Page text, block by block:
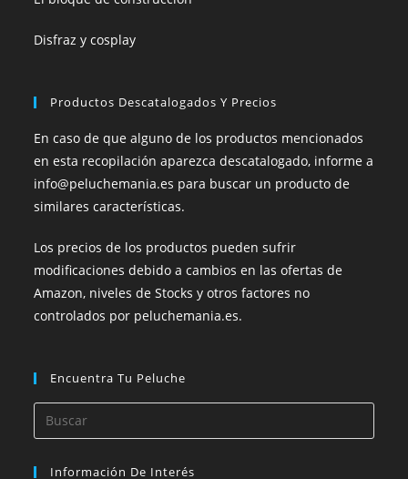
Disfraz y cosplay
Productos Descatalogados Y Precios
En caso de que alguno de los productos mencionados
en esta recopilación aparezca descatalogado, informe a
info@peluchemania.es para buscar un producto de
similares características.
Los precios de los productos pueden sufrir
modificaciones debido a cambios en las ofertas de
Amazon, niveles de Stocks y otros factores no
controlados por peluchemania.es.
Encuentra Tu Peluche
Información De Interés